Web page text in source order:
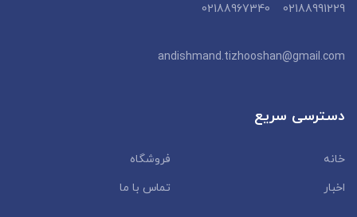
02188991229 02188967340
andishmand.tizhooshan@gmail.com
دسترسی سریع
خانه
فروشگاه
اخبار
تماس با ما